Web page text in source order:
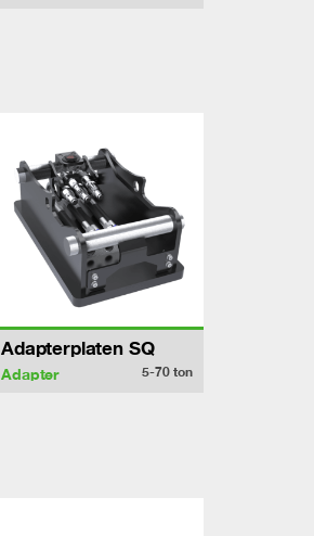
Adapterplaten SQ
Adapter 5-70 ton